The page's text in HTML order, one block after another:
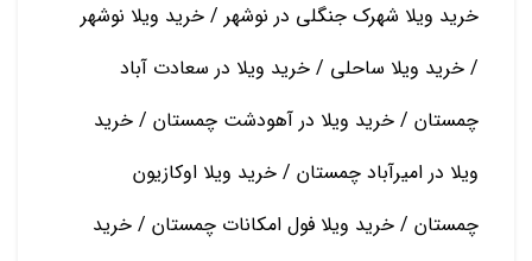
خرید ویلا شهرک جنگلی در نوشهر / خرید ویلا نوشهر
/ خرید ویلا ساحلی / خرید ویلا در سعادت آباد
چمستان / خرید ویلا در آهودشت چمستان / خرید
ویلا در امیرآباد چمستان / خرید ویلا اوکازیون
چمستان / خرید ویلا فول امکانات چمستان / خرید